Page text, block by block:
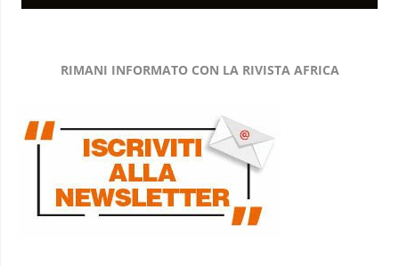
RIMANI INFORMATO CON LA RIVISTA AFRICA